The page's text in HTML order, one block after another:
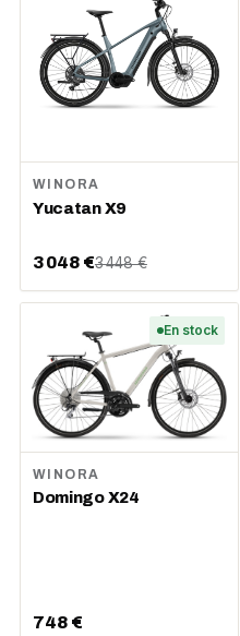
WINORA
Yucatan X9
3 048 €3 448 €
En stock
WINORA
Domingo X24
748 €